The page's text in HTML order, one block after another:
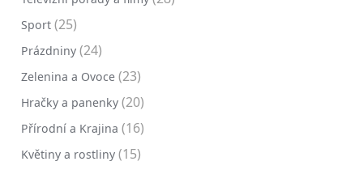
Sport (25)
Prázdniny (24)
Zelenina a Ovoce (23)
Hračky a panenky (20)
Přírodní a Krajina (16)
Květiny a rostliny (15)